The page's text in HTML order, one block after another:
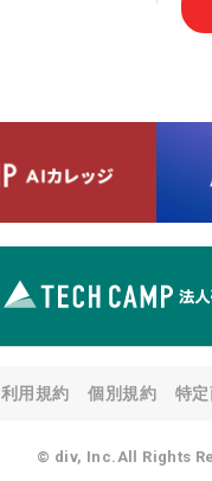
利用規約 個別規約 特
© div, Inc.All Rights